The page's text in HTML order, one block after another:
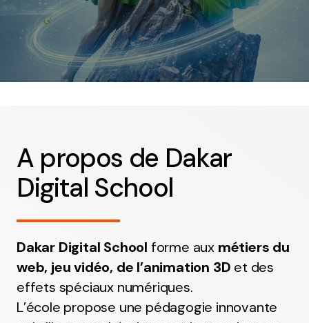
Infographie/3D
Imaginez et concevez les jeux de demain
A propos de Dakar
Digital School
Dakar Digital School forme aux métiers du
web, jeu vidéo, de l’animation 3D et des
effets spéciaux numériques.
L’école propose une pédagogie innovante